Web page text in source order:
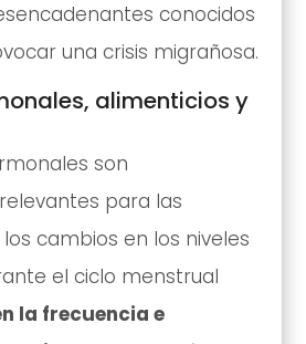
conocidos
una crisis migrañosa.
alimenticios y
son
para las
cambios en los niveles
el ciclo menstrual
la frecuencia e